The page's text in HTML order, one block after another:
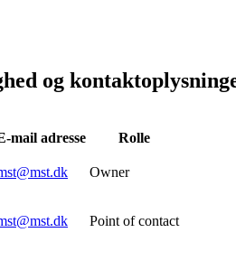
og
mail adresse Rolle
Owner
Point of contact